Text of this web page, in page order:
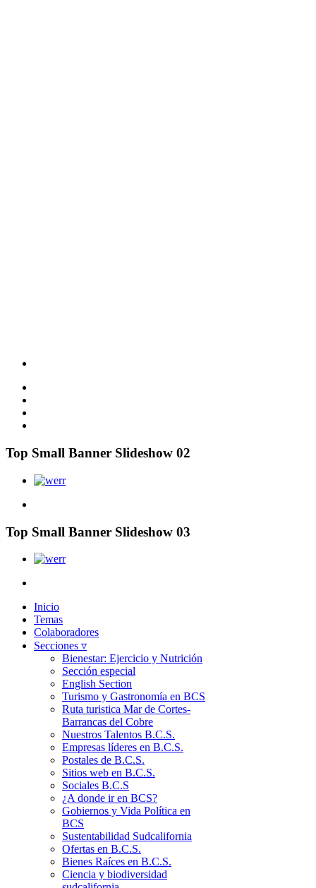
Top Small Banner Slideshow 02
Top Small Banner Slideshow 03
Inicio
Temas
Colaboradores
Secciones ▿
Bienestar: Ejercicio y Nutrición
Sección especial
English Section
Turismo y Gastronomía en BCS
Ruta turistica Mar de Cortes-
Barrancas del Cobre
Nuestros Talentos B.C.S.
Empresas líderes en B.C.S.
Postales de B.C.S.
Sitios web en B.C.S.
Sociales B.C.S
¿A donde ir en BCS?
Gobiernos y Vida Política en
BCS
Sustentabilidad Sudcalifornia
Ofertas en B.C.S.
Bienes Raíces en B.C.S.
Ciencia y biodiversidad